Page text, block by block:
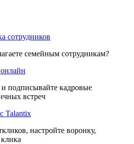
сотрудников
семейным сотрудникам?
подписывайте кадровые
встреч
Talantix
настройте воронку,